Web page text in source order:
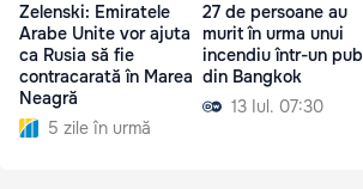
Zelenski: Emiratele
Arabe Unite vor ajuta
ca Rusia să fie
contracarată în Marea
Neagră
5 zile în urmă
27 de persoane au
murit în urma unui
incendiu într-un pub
din Bangkok
13 Iul. 07:30